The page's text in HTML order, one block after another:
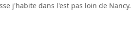
j'habite dans l'est pas loin de Nancy.